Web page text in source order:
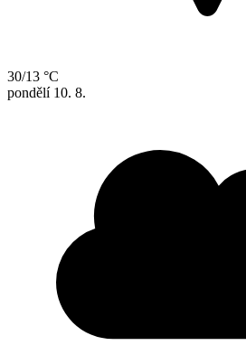
30/13 °C
pondělí 10. 8.